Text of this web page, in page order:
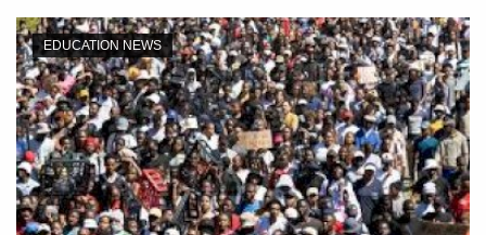
EDUCATION NEWS